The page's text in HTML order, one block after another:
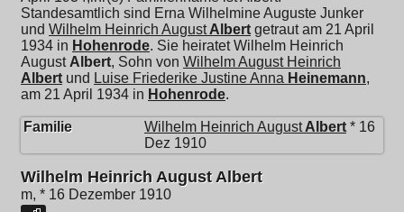
Standesamtlich sind Erna Wilhelmine Auguste Junker
und Wilhelm Heinrich August Albert getraut am 21 April
1934 in Hohenrode. Sie heiratetWilhelm Heinrich
August Albert, Sohn von Wilhelm August Heinrich
Albert und Luise Friederike Justine Anna Heinemann,
am 21 April 1934 in Hohenrode.
Familie Wilhelm Heinrich August Albert * 16
Dez 1910
Wilhelm Heinrich August Albert
m, * 16 Dezember 1910